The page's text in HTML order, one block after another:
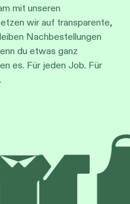
mit unseren
wir auf transparente,
Nachbestellungen
du etwas ganz
es. Für jeden Job. Für